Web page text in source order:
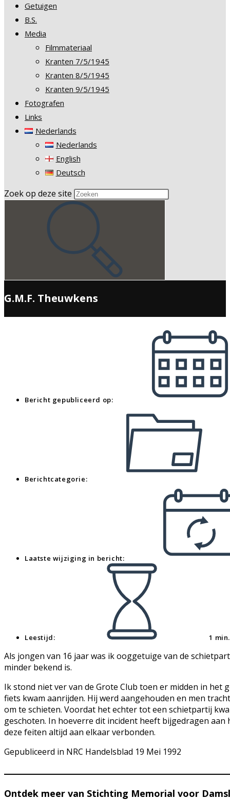
Getuigen
B.S.
Media
Filmmateriaal
Kranten 7/5/1945
Kranten 8/5/1945
Kranten 9/5/1945
Fotografen
Links
Nederlands
Nederlands
English
Deutsch
Zoek op deze site
G.M.F. Theuwkens
Bericht gepubliceerd op:
Berichtcategorie:
Laatste wijziging in bericht:
Leestijd: 1
Als jongen van 16 jaar was ik ooggetuige van de
minder bekend is.
Ik stond niet ver van de Grote Club toen er midden in het
fiets kwam aanrijden. Hij werd aangehouden en men
om te schieten. Voordat het echter tot een schietpartij
geschoten. In hoeverre dit incident heeft bijgedragen
deze feiten altijd aan elkaar verbonden.
Gepubliceerd in NRC Handelsblad 19 Mei 1992
Ontdek meer van Stichting Memorial voor